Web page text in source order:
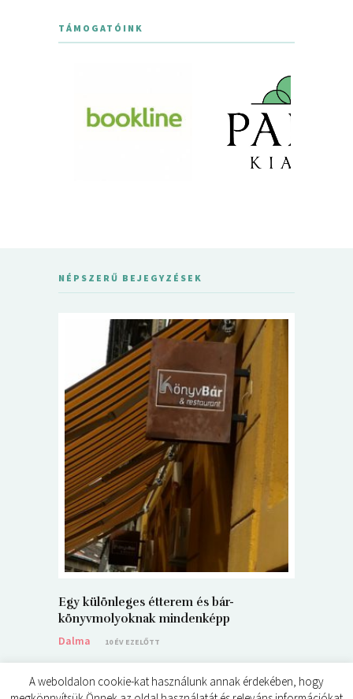
TÁMOGATÓINK
NÉPSZERŰ BEJEGYZÉSEK
Egy különleges étterem és bár-
könyvmolyoknak mindenképp
Dalma
10 ÉV EZELŐTT
A weboldalon cookie-kat használunk annak érdekében, hogy